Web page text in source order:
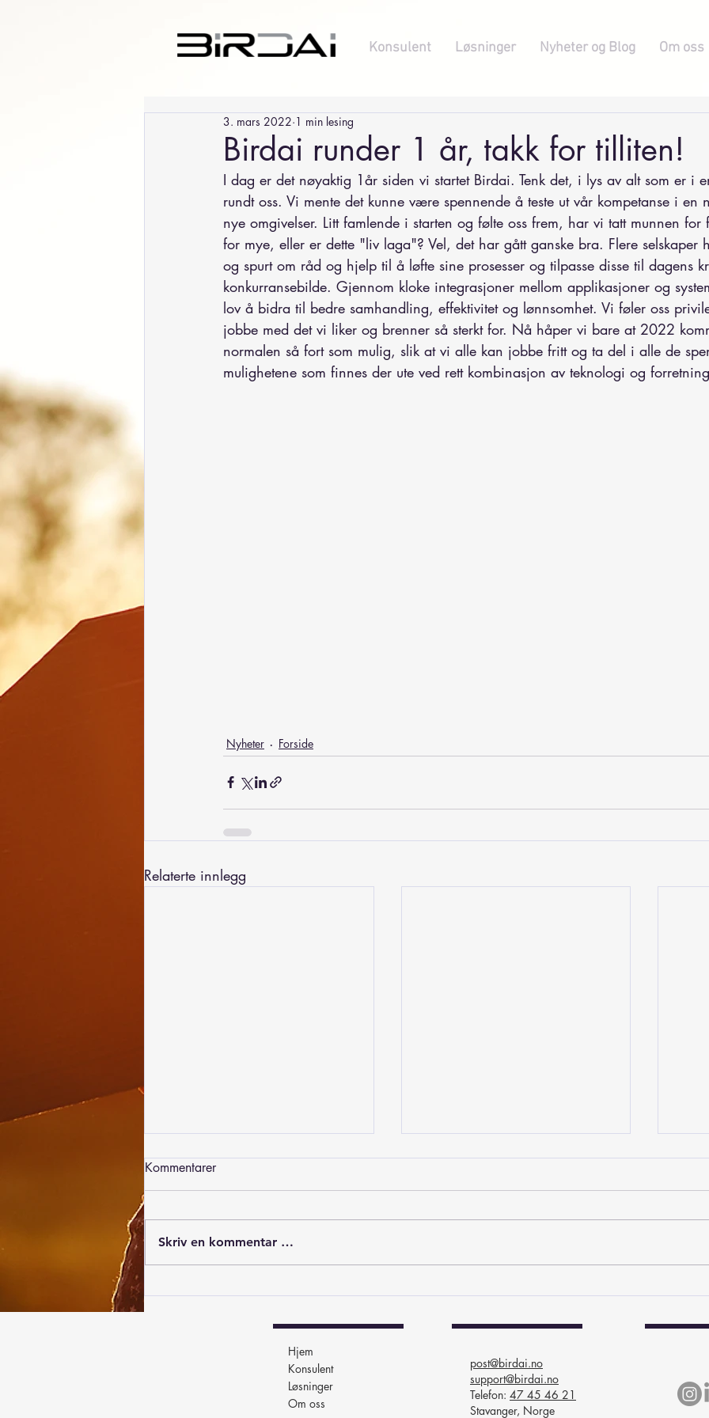
Konsulent Løsninger Nyheter og Blog Om oss
Birdai runder 1 år, takk for tilliten!
3. mars 2022 1 min lesing
I dag er det nøyaktig 1år siden vi startet Birdai. Tenk det, i lys av alt som er i
rundt oss. Vi mente det kunne være spennende å teste ut vår kompetanse i
nye omgivelser. Litt famlende i starten og følte oss frem, har vi tatt munnen
for mye, eller er dette "liv laga"? Vel, det har gått ganske bra. Flere selskaper
og spurt om råd og hjelp til å løfte sine prosesser og tilpasse disse til dagens
konkurransebilde. Gjennom kloke integrasjoner mellom applikasjoner og
lov å bidra til bedre samhandling, effektivitet og lønnsomhet. Vi føler oss
jobbe med det vi liker og brenner så sterkt for. Nå håper vi bare at 2022
normalen så fort som mulig, slik at vi alle kan jobbe fritt og ta del i alle de
mulighetene som finnes der ute ved rett kombinasjon av teknologi og
Nyheter Forside
Relaterte innlegg
Kommentarer
Skriv en kommentar …
Hjem
Konsulent
Løsninger
Om oss
post@birdai.no
support@birdai.no
Telefon: 47 45 46 21
Stavanger, Norge